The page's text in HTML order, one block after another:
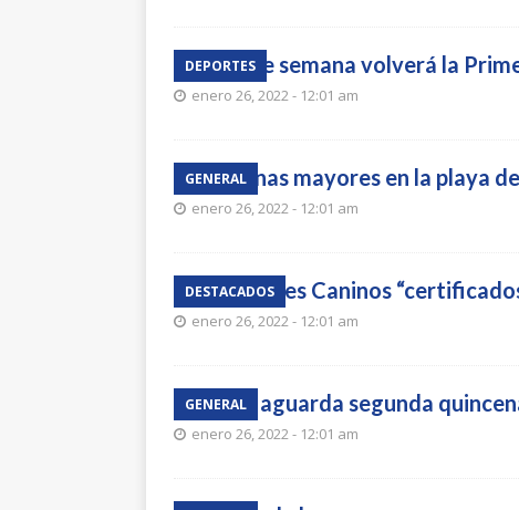
DEPORTES
El fin de semana volverá la
enero 26, 2022 - 12:01 am
GENERAL
Personas mayores en la playa
enero 26, 2022 - 12:01 am
DESTACADOS
Detectives Caninos
enero 26, 2022 - 12:01 am
GENERAL
ADAP aguarda segunda
enero 26, 2022 - 12:01 am